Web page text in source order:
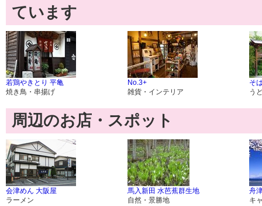
ています
若鶏やきとり 平亀
焼き鳥・串揚げ
No.3+
雑貨・インテリア
そ
う
周辺のお店・スポット
会津めん 大阪屋
ラーメン
馬入新田 水芭蕉群生地
自然・景勝地
舟
キ